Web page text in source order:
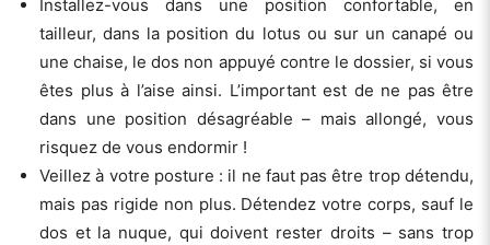
Installez-vous dans une position confortable, en
tailleur, dans la position du lotus ou sur un canapé ou
une chaise, le dos non appuyé contre le dossier, si vous
êtes plus à l’aise ainsi. L’important est de ne pas être
dans une position désagréable – mais allongé, vous
risquez de vous endormir !
Veillez à votre posture : il ne faut pas être trop détendu,
mais pas rigide non plus. Détendez votre corps, sauf le
dos et la nuque, qui doivent rester droits – sans trop